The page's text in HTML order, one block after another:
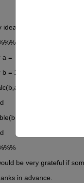
idea was to code
a =  1:200
b = 1:7200
= (Array1(b) *
= Calc(b,a) /
be very grateful if
in advance.